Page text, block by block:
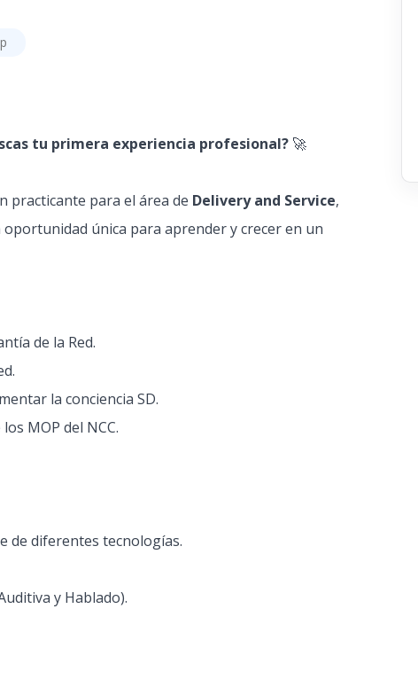
tu primera experiencia profesional? 🚀
practicante para el área de Delivery and Service,
oportunidad única para aprender y crecer en un
de la Red.
la conciencia SD.
MOP del NCC.
de diferentes tecnologías.
y Hablado).